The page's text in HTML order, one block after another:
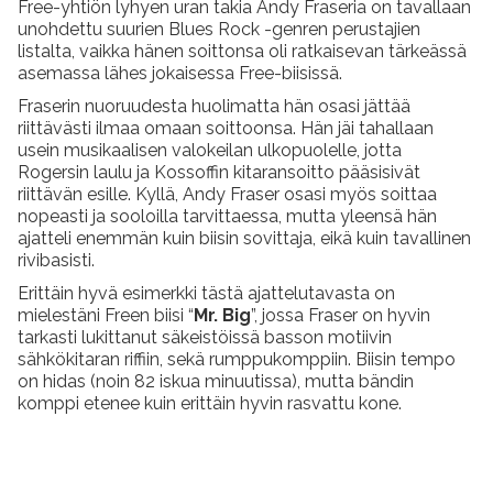
Free-yhtiön lyhyen uran takia Andy Fraseria on tavallaan
unohdettu suurien Blues Rock -genren perustajien
listalta, vaikka hänen soittonsa oli ratkaisevan tärkeässä
asemassa lähes jokaisessa Free-biisissä.
Fraserin nuoruudesta huolimatta hän osasi jättää
riittävästi ilmaa omaan soittoonsa. Hän jäi tahallaan
usein musikaalisen valokeilan ulkopuolelle, jotta
Rogersin laulu ja Kossoffin kitaransoitto pääsisivät
riittävän esille. Kyllä, Andy Fraser osasi myös soittaa
nopeasti ja sooloilla tarvittaessa, mutta yleensä hän
ajatteli enemmän kuin biisin sovittaja, eikä kuin tavallinen
rivibasisti.
Erittäin hyvä esimerkki tästä ajattelutavasta on
mielestäni Freen biisi “Mr. Big”, jossa Fraser on hyvin
tarkasti lukittanut säkeistöissä basson motiivin
sähkökitaran riffiin, sekä rumppukomppiin. Biisin tempo
on hidas (noin 82 iskua minuutissa), mutta bändin
komppi etenee kuin erittäin hyvin rasvattu kone.